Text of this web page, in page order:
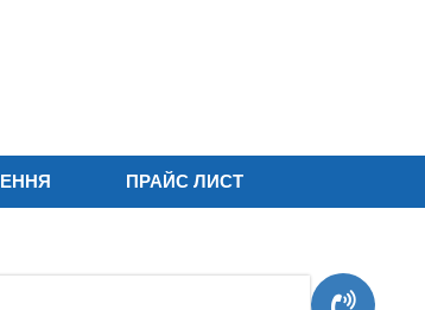
ПРАЙС ЛИСТ